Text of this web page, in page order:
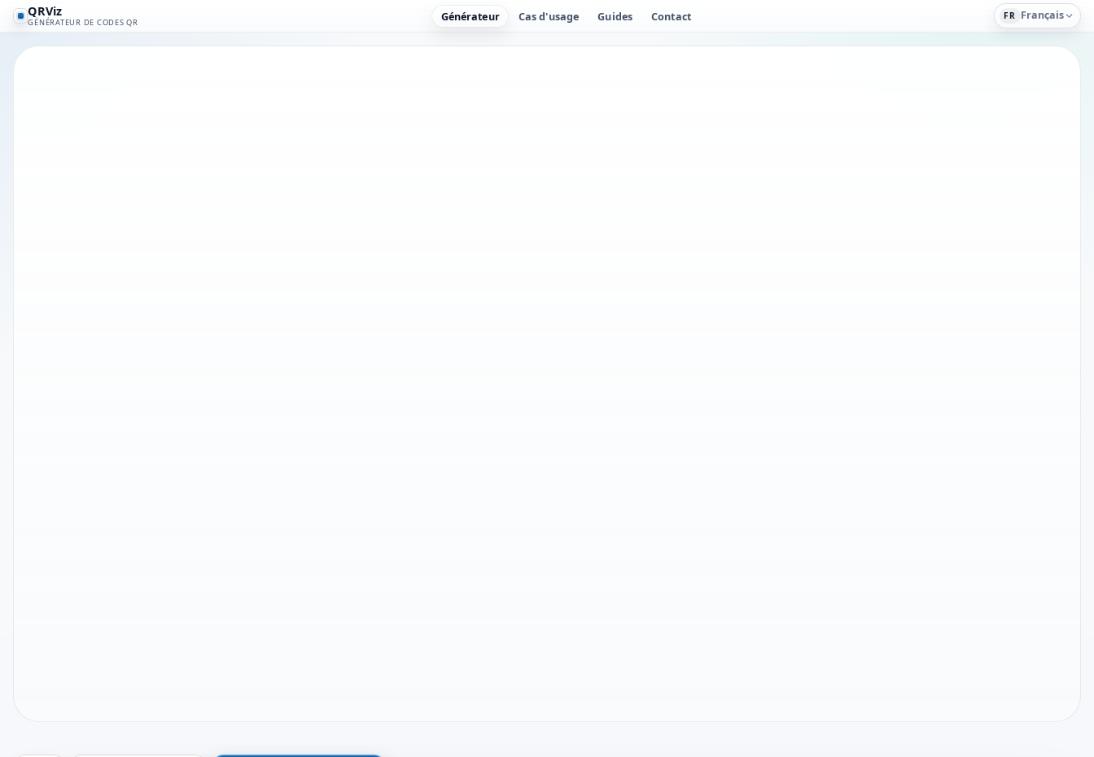
QRViz
GÉNÉRATEUR DE CODES QR Générateur Cas d'usage Guides Contact FR Français